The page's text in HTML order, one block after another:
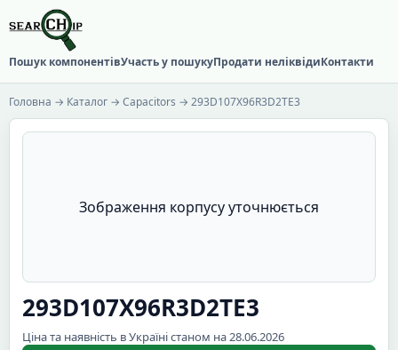
Пошук компонентівУчасть у пошукуПродати неліквідиКонтакти
Головна → Каталог → Capacitors → 293D107X96R3D2TE3
Зображення корпусу уточнюється
293D107X96R3D2TE3
Ціна та наявність в Україні станом на 28.06.2026